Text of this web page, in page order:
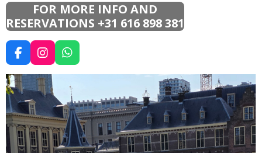
FOR MORE INFO AND
RESERVATIONS +31 616 898 381
F
A
C
E
B
O
O
K
I
N
S
T
A
G
R
A
M
W
H
T
S
A
P
P